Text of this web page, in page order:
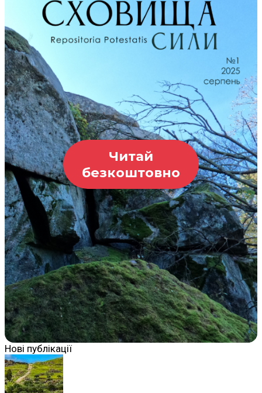
Читай
безкоштовно
Нові публікації